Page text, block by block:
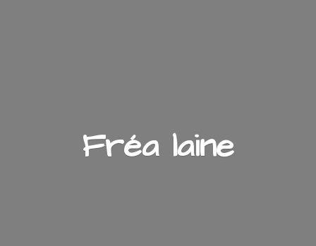
Fréa laine